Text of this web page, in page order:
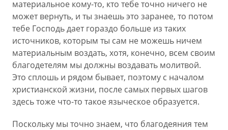
материальное кому-то, кто тебе точно ничего не
может вернуть, и ты знаешь это заранее, то потом
тебе Господь дает гораздо больше из таких
источников, которым ты сам не можешь ничем
материальным воздать, хотя, конечно, всем своим
благодетелям мы должны воздавать молитвой.
Это сплошь и рядом бывает, поэтому с началом
христианской жизни, после самых первых шагов
здесь тоже что-то такое языческое образуется.
Поскольку мы точно знаем, что благодеяния тем